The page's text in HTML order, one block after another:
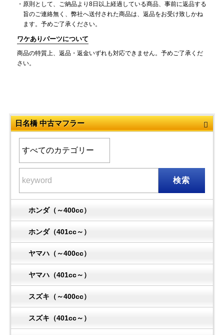
原則として、ご納品より8日以上経過している商品、事前に返品する
旨のご連絡無く、弊社へ送付された商品は、返品をお受け致しかね
ます。予めご了承ください。
ワケありパーツについて
商品の特質上、返品・返金いずれも対応できません。予めご了承くだ
さい。
日名橋 中古マフラー
検索
ホンダ（～400cc）
ホンダ（401cc～）
ヤマハ（～400cc）
ヤマハ（401cc～）
スズキ（～400cc）
スズキ（401cc～）